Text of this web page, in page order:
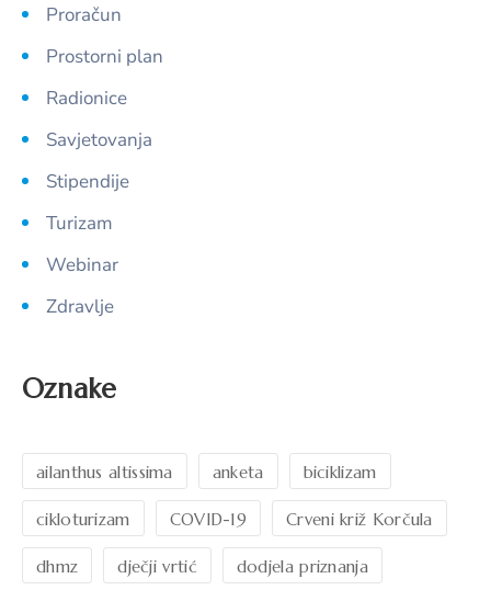
Proračun
Prostorni plan
Radionice
Savjetovanja
Stipendije
Turizam
Webinar
Zdravlje
Oznake
ailanthus altissima anketa biciklizam
cikloturizam COVID-19 Crveni križ Korčula
dhmz dječji vrtić dodjela priznanja